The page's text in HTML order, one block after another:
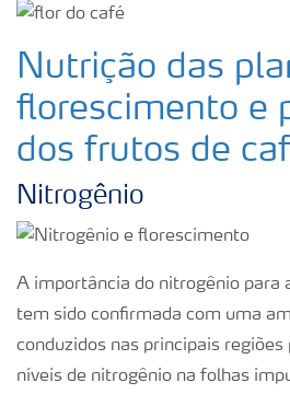
Nutrição das
florescimento e
dos frutos de
Nitrogênio
A importância do nitrogênio para
tem sido confirmada com uma
conduzidos nas principais
níveis de nitrogênio na folhas